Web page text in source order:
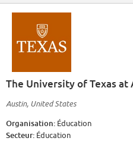
The University of Texas at
Austin, United States
Organisation: Éducation
Secteur: Éducation